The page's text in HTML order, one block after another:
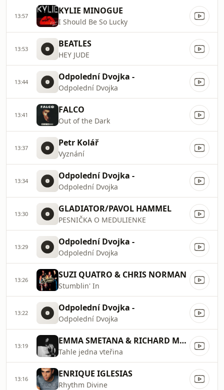
13:57 KYLIE MINOGUE
I Should Be So Lucky
13:53 BEATLES
HEY JUDE
13:44 Odpolední Dvojka -
Odpolední Dvojka
13:41 FALCO
Out of the Dark
13:37 Petr Kolář
Vyznání
13:34 Odpolední Dvojka -
Odpolední Dvojka
13:30 GLADIATOR/PAVOL HAMMEL
PESNIČKA O MEDULIENKE
13:29 Odpolední Dvojka -
Odpolední Dvojka
13:26 SUZI QUATRO & CHRIS NORMAN
Stumblin' In
13:22 Odpolední Dvojka -
Odpolední Dvojka
13:19 EMMA SMETANA & RICHARD MÜLLER
Tahle jedna vteřina
13:16 ENRIQUE IGLESIAS
Rhythm Divine